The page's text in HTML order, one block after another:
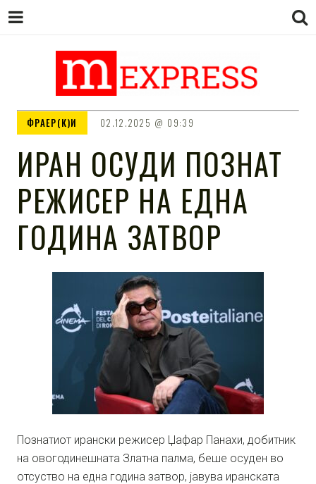
M EXPRESS
ФРАЕР(К)И 02.12.2025 09:39
ИРАН ОСУДИ ПОЗНАТ
РЕЖИСЕР НА ЕДНА
ГОДИНА ЗАТВОР
Познатиот ирански режисер Џафар Панахи, добитник
на овогодинешната Златна палма, беше осуден во
отсуство на една година затвор, јавува иранската